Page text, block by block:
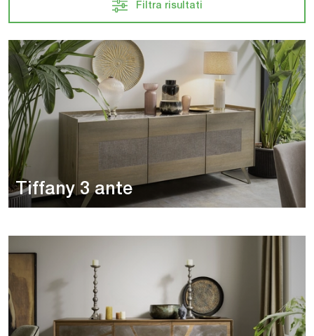
Filtra risultati
Tiffany 3 ante